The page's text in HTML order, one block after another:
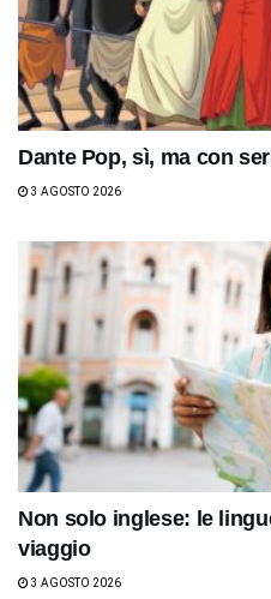
Dante Pop, sì, ma con
3 AGOSTO 2026
Non solo inglese: le
viaggio
3 AGOSTO 2026